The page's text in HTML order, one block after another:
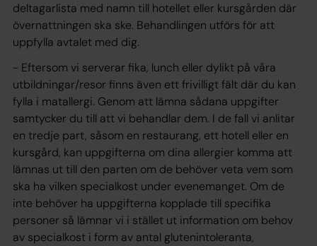
deltagarlista med namn till hotellet eller kursgården där
övernattningen ska ske. Behandlingen utförs för att
uppfylla avtalet med dig.
- Eftersom vi serverar fika, lunch eller dylikt på våra
utbildningar/resor finns även ett frivilligt fält där du kan
fylla i matallergi. Genom att lämna sådana uppgifter
samtycker du till att vi behandlar dem. I de fall vi anlitar
en tredje part, såsom en restaurang, ett hotell eller en
kursgård, kan uppgifterna om dina allergier komma att
lämnas ut till den parten om de behöver veta vem som
ska ha vilken specialkost under evenemanget. Om de
inte behöver ha uppgifterna kopplade till specifika
personer så lämnar vi i stället ut information om behov
av specialkost i form av antal glutenintoleranta,